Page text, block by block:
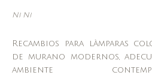
Ni Ni
Recambios para làmparas
de murano modernos,
ambiente